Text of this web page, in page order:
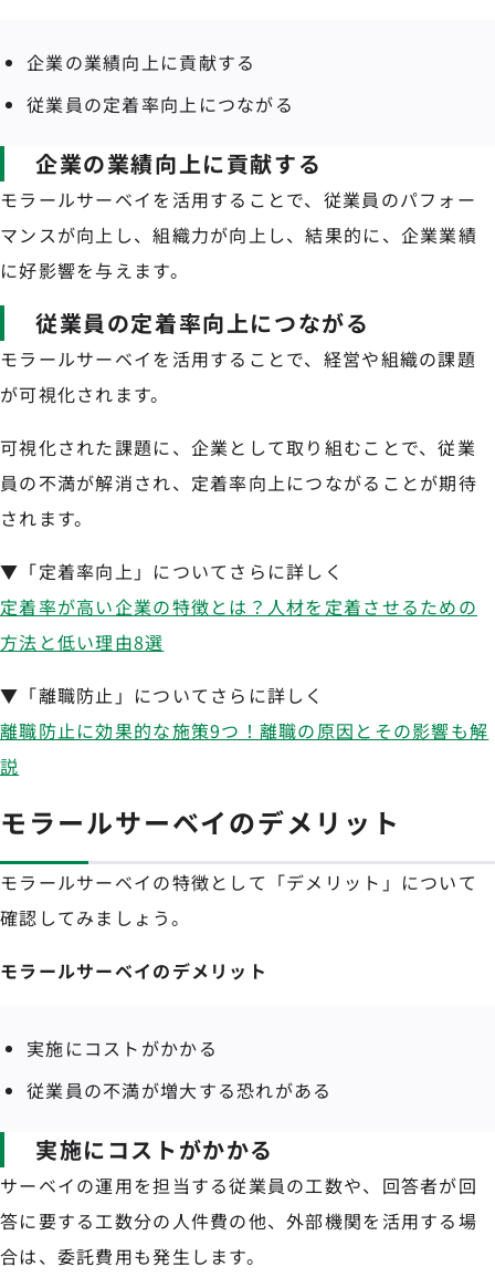
企業の業績向上に貢献する
従業員の定着率向上につながる
企業の業績向上に貢献する
モラールサーベイを活用することで、従業員のパフォー
マンスが向上し、組織力が向上し、結果的に、企業業績
に好影響を与えます。
従業員の定着率向上につながる
モラールサーベイを活用することで、経営や組織の課題
が可視化されます。
可視化された課題に、企業として取り組むことで、従業
員の不満が解消され、定着率向上につながることが期待
されます。
▼「定着率向上」についてさらに詳しく
定着率が高い企業の特徴とは？人材を定着させるための
方法と低い理由8選
▼「離職防止」についてさらに詳しく
離職防止に効果的な施策9つ！離職の原因とその影響も解
説
モラールサーベイのデメリット
モラールサーベイの特徴として「デメリット」について
確認してみましょう。
モラールサーベイのデメリット
実施にコストがかかる
従業員の不満が増大する恐れがある
実施にコストがかかる
サーベイの運用を担当する従業員の工数や、回答者が回
答に要する工数分の人件費の他、外部機関を活用する場
合は、委託費用も発生します。